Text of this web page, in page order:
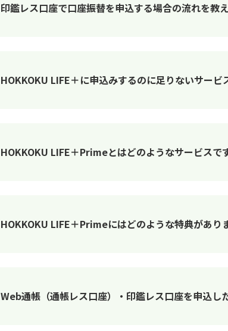
印鑑レス口座で口座振替を申込する場合の流れを教
HOKKOKU LIFE＋に申込みするのに足りないサービ
HOKKOKU LIFE＋Primeとはどのようなサービスで
HOKKOKU LIFE＋Primeにはどのような特典があり
Web通帳（通帳レス口座）・印鑑レス口座を申込し